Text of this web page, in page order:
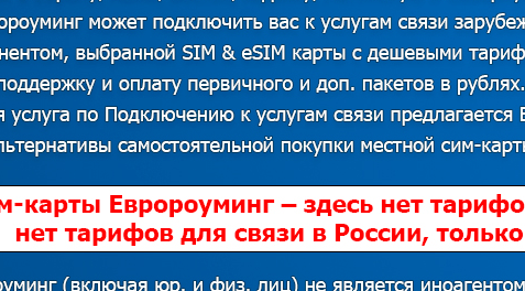
Самостоятельное
путешествие в Венгрию
08.11.2019
Отмену роуминга в России
снова переносят?
22.01.2018